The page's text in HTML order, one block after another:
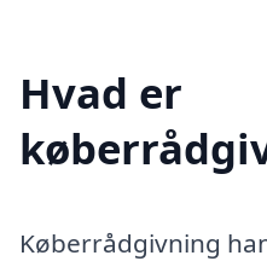
Hvad er
Køberrådgivning